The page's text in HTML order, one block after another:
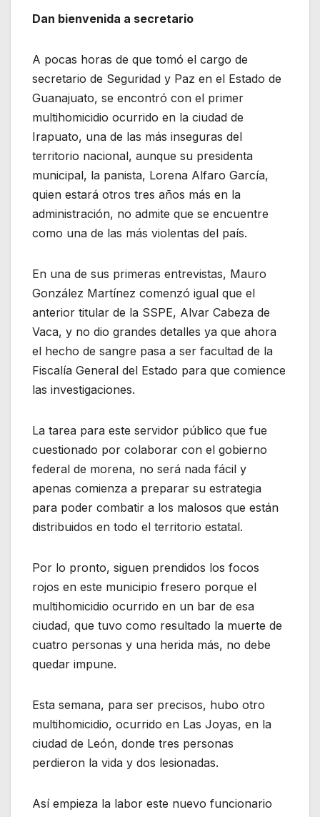
Dan bienvenida a secretario
A pocas horas de que tomó el cargo de
secretario de Seguridad y Paz en el Estado de
Guanajuato, se encontró con el primer
multihomicidio ocurrido en la ciudad de
Irapuato, una de las más inseguras del
territorio nacional, aunque su presidenta
municipal, la panista, Lorena Alfaro García,
quien estará otros tres años más en la
administración, no admite que se encuentre
como una de las más violentas del país.
En una de sus primeras entrevistas, Mauro
González Martínez comenzó igual que el
anterior titular de la SSPE, Alvar Cabeza de
Vaca, y no dio grandes detalles ya que ahora
el hecho de sangre pasa a ser facultad de la
Fiscalía General del Estado para que comience
las investigaciones.
La tarea para este servidor público que fue
cuestionado por colaborar con el gobierno
federal de morena, no será nada fácil y
apenas comienza a preparar su estrategia
para poder combatir a los malosos que están
distribuidos en todo el territorio estatal.
Por lo pronto, siguen prendidos los focos
rojos en este municipio fresero porque el
multihomicidio ocurrido en un bar de esa
ciudad, que tuvo como resultado la muerte de
cuatro personas y una herida más, no debe
quedar impune.
Esta semana, para ser precisos, hubo otro
multihomicidio, ocurrido en Las Joyas, en la
ciudad de León, donde tres personas
perdieron la vida y dos lesionadas.
Así empieza la labor este nuevo funcionario